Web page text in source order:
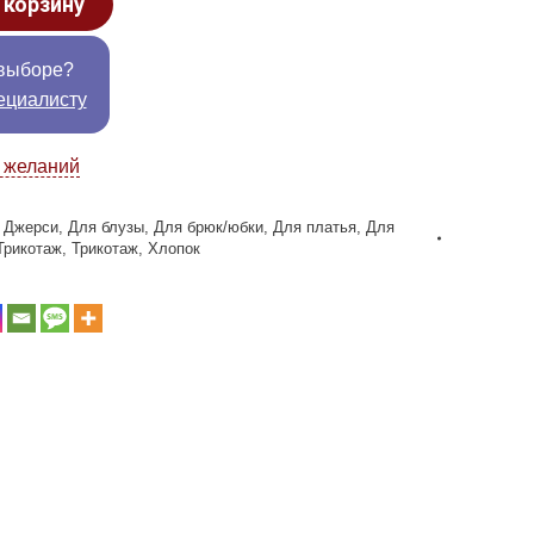
желаний
Джерси, Для блузы, Для брюк/юбки, Для платья, Для
, Трикотаж, Хлопок